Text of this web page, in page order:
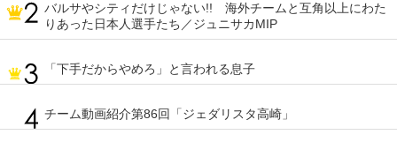
バルサやシティだけじゃない!! 海外チームと互角以上にわた
りあった日本人選手たち／ジュニサカMIP
「下手だからやめろ」と言われる息子
チーム動画紹介第86回「ジェダリスタ高崎」